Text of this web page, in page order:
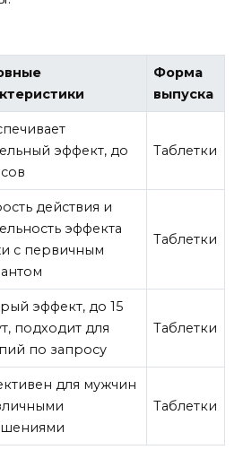
Форма
выпуска
эффект, до
Таблетки
действия и
эффекта
с первичным
Таблетки
эффект, до 15
подходит для
по запросу
Таблетки
для мужчин
Таблетки